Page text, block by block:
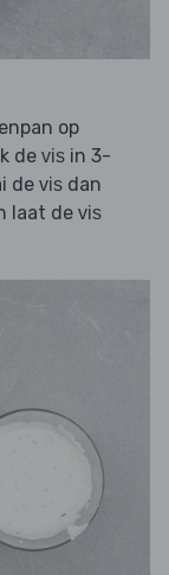
op
de vis in 3-
de vis dan
laat de vis